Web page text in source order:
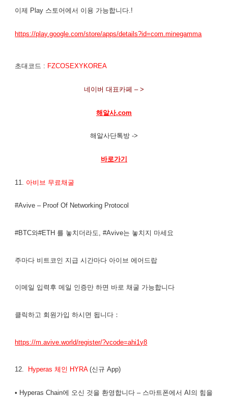
이제 Play 스토어에서 이용 가능합니다.!
https://play.google.com/store/apps/details?id=com.minegamma
초대코드 : FZCOSEXYKOREA
네이버 대표카페 – >
해알사.com
해알사단톡방 ->
바로가기
11. 아비브 무료채굴
#Avive – Proof Of Networking Protocol
#BTC와#ETH 를 놓치더라도, #Avive는 놓치지 마세요
주마다 비트코인 지급 시간마다 아이브 에어드랍
이메일 입력후 메일 인증만 하면 바로 채굴 가능합니다
클릭하고 회원가입 하시면 됩니다：
https://m.avive.world/register/?vcode=ahi1y8
12. Hyperas 체인 HYRA(신규 App)
• Hyperas Chain에 오신 것을 환영합니다 – 스마트폰에서 AI의 힘을